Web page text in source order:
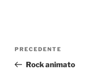
Articolo
precedente:
PRECEDENTE
Rock animato